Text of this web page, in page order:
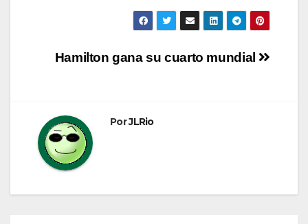
Navegación
entradas
Hamilton gana su cuarto mundial
PorJLRio